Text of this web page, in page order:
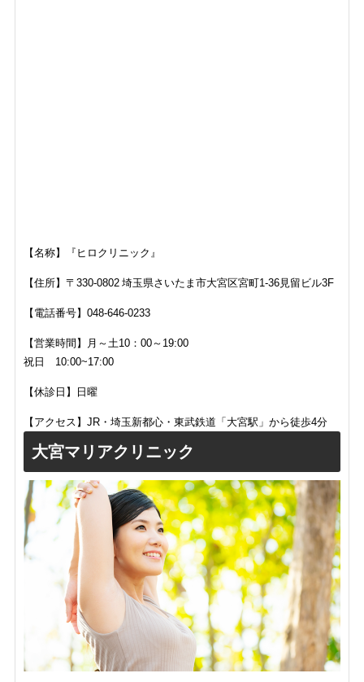
【名称】『ヒロクリニック』
【住所】〒330-0802 埼玉県さいたま市大宮区宮町1-36見留ビル3F
【電話番号】048-646-0233
【営業時間】月～土10：00～19:00
祝日 10:00~17:00
【休診日】日曜
【アクセス】JR・埼玉新都心・東武鉄道「大宮駅」から徒歩4分
大宮マリアクリニック